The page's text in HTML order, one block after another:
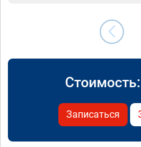
Записаться